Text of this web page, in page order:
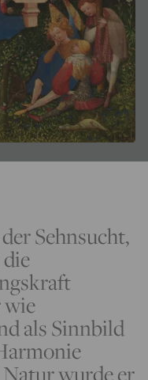
Sehnsucht,
wie
als Sinnbild
wurde er